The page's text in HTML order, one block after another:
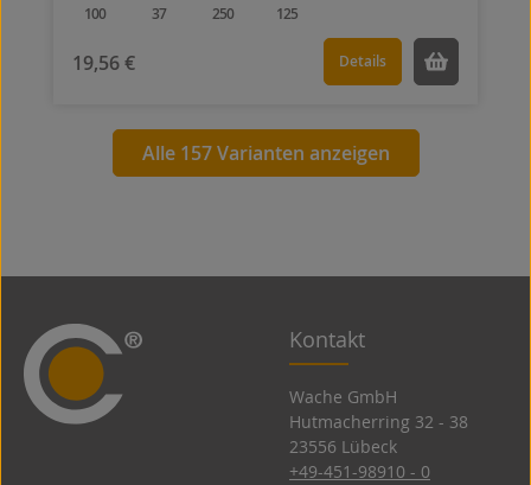
100 37 250 125
19,56 € Details
Alle 157 Varianten anzeigen
Kontakt
Wache GmbH
Hutmacherring 32 ­- 38
23556 Lübeck
+49-451-98910 - 0